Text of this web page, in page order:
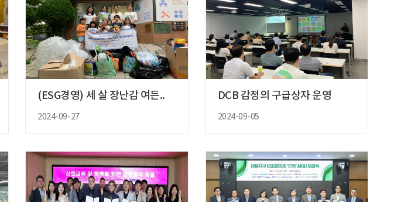
(ESG경영) 세 살 장난감 여든..
2024-09-27
DCB 감정의 구급상자 운영
2024-09-05